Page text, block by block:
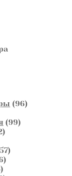
9696
9999
132
5757
106
496